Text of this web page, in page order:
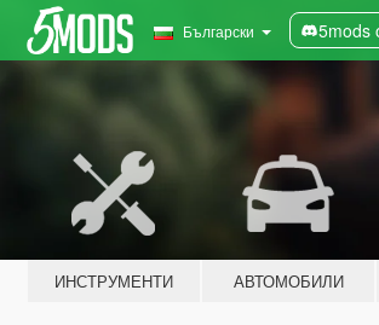
Български 5mods
ИНСТРУМЕНТИ АВТОМОБИЛИ